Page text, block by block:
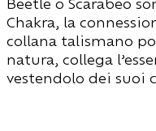
Beetle o Scarabeo
Chakra, la
collana talismano
natura, collega
vestendolo dei suoi